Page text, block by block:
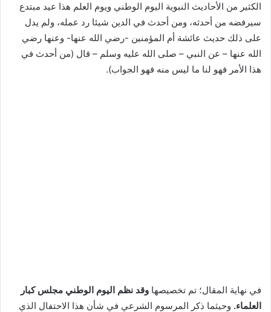
الكثير من الأحاديث النبوية اليوم الوطني ويوم العلم هذا عيد مبتدع
سيرفضه من أحدثه، ومن أحدث في الدين شيئا رد عمله، ولم يدل
على ذلك حديث عائشة أم المؤمنين -رضي الله عنها- وعنها رضي
الله عنها – عن النبي – صلى الله عليه وسلم – قال (من أحدث في
هذا الأمر فهو لنا ما ليس منه فهو الجواب).
في نهاية المقال؛ تم تخصيصها وقد نظم اليوم الوطني مجلس كبار
العلماء. وحيثما ذكر المرسوم الشرعي في شأن هذا الاحتفال الذي